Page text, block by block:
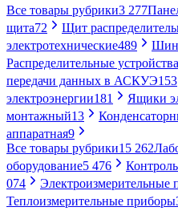
Все товары рубрики3 277
щита72 Щит
электротехнические489
Распределительные устройства
передачи данных в АСКУЭ153
электроэнергии181 Ящики
монтажный13
аппаратная9
Все товары рубрики15 262
оборудование5 476
074
Электроизмерительные
Теплоизмерительные приборы